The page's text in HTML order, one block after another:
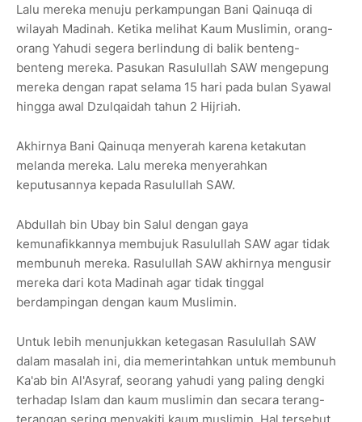
Lalu mereka menuju perkampungan Bani Qainuqa di
wilayah Madinah. Ketika melihat Kaum Muslimin, orang-
orang Yahudi segera berlindung di balik benteng-
benteng mereka. Pasukan Rasulullah SAW mengepung
mereka dengan rapat selama 15 hari pada bulan Syawal
hingga awal Dzulqaidah tahun 2 Hijriah.
Akhirnya Bani Qainuqa menyerah karena ketakutan
melanda mereka. Lalu mereka menyerahkan
keputusannya kepada Rasulullah SAW.
Abdullah bin Ubay bin Salul dengan gaya
kemunafikkannya membujuk Rasulullah SAW agar tidak
membunuh mereka. Rasulullah SAW akhirnya mengusir
mereka dari kota Madinah agar tidak tinggal
berdampingan dengan kaum Muslimin.
Untuk lebih menunjukkan ketegasan Rasulullah SAW
dalam masalah ini, dia memerintahkan untuk membunuh
Ka'ab bin Al'Asyraf, seorang yahudi yang paling dengki
terhadap Islam dan kaum muslimin dan secara terang-